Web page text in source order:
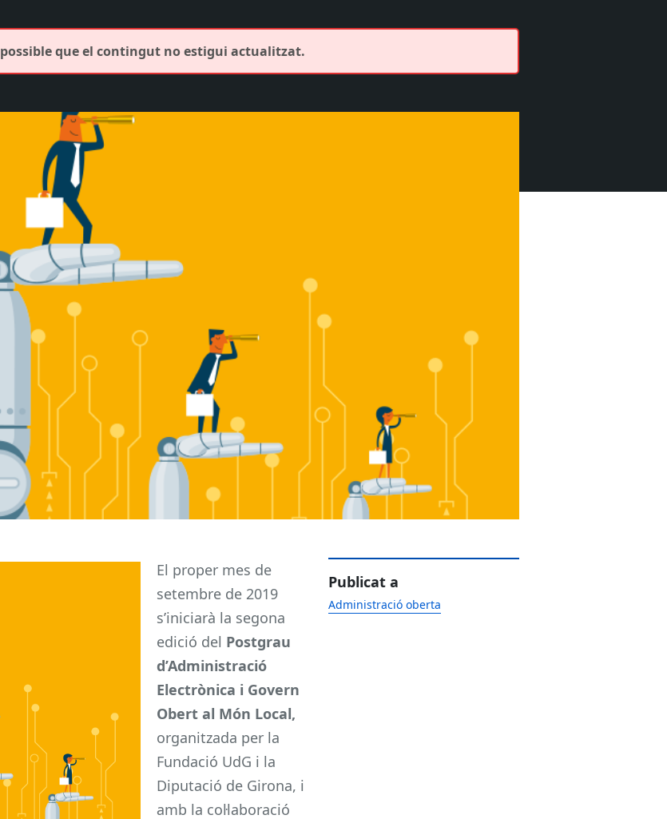
que el contingut no estigui actualitzat.
El proper mes de
setembre de 2019
s’iniciarà la segona
edició del Postgrau
d’Administració
Electrònica i Govern
Obert al Món Local,
organitzada per la
Fundació UdG i la
Diputació de Girona, i
amb la col·laboració
Publicat a
Administració oberta